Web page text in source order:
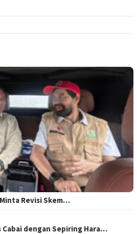
Revisi Skem…
Cabai dengan Sepiring Hara…